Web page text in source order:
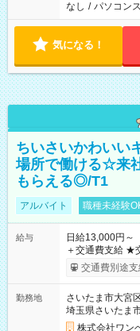
なし / パソコン
気になる！
ちいさいかわいい
場所で働ける☆来
もらえる◎/T1
アルバイト 職種未経験
給与
日給13,000円～
＋交通費支給 ★交通費全額支給！ ┗案件により規定あり ★日払
いOK！（規定
ンビニATMから 日払
交通費別途支
勤務地
さいたま市大宮
埼玉県さいたま
株式会社ワン